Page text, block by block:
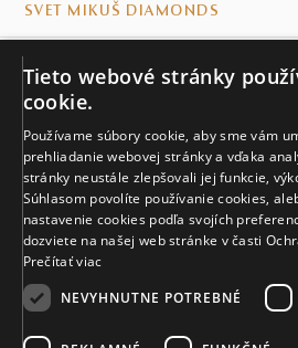
SVET MIKUŠ DIAMONDS
KONTAKT
Naše klenotníctva
Sídlo spoločnosti
Tieto webové stránky
cookie.
Používame súbory cookie, aby sme vám
prehliadanie webovej stránky a vďaka
stránky neustále zlepšovali jej funkcie,
Súhlasom povolíte používanie cookies,
nastavenie cookies podľa svojích
dozviete na našej web stránke v časti
Prečítať viac
NEVYHNUTNE POTREBNÉ